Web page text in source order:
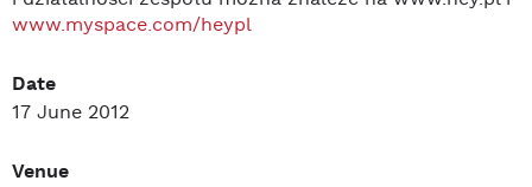
www.myspace.com/heypl
Date
17 June 2012
Venue